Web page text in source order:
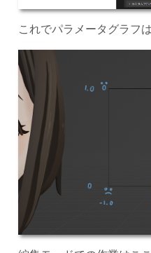
これでパラメータグラフ